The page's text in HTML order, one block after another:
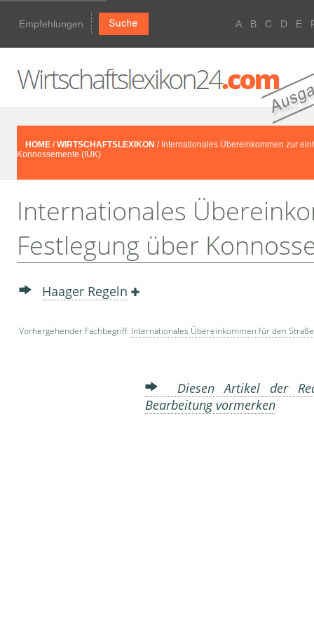
Empfehlungen A B C D E
HOME /WIRTSCHAFTSLEXIKON / Internationales Übereinkommen zur
Konnossemente (IÜK)
Internationales
Festlegung über
Haager Regeln
Vorhergehender Fachbegriff: Internationales Übereinkommen für den
Diesen Artikel der
Bearbeitung vormerken